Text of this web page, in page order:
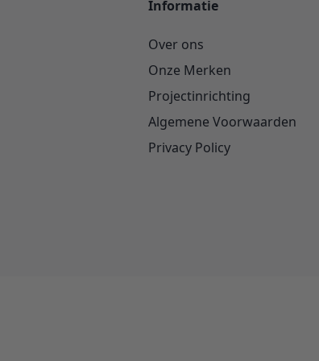
Informatie
Over ons
Onze Merken
Projectinrichting
Algemene Voorwaarden
Privacy Policy